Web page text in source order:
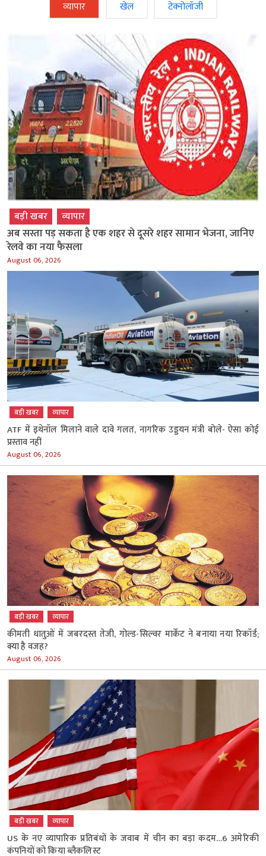
व्‍यापार खेल टेक्‍नोलॉजी
बड़ी खबर व्‍यापार
अब सस्ता पड़ सकता है एक शहर से दूसरे शहर सामान भेजना, जानिए
रेलवे का नया फैसला
August 06, 2026
बड़ी खबर व्‍यापार
ATF में इथेनॉल मिलाने वाले दावे गलत, नागरिक उड्डयन मंत्री बोले- ऐसा कोई
प्रस्ताव नहीं
August 06, 2026
बड़ी खबर व्‍यापार
कीमती धातुओं में जबरदस्त तेजी, गोल्ड-सिल्वर मार्केट ने बनाया नया रिकॉर्ड;
क्या है वजह?
August 06, 2026
बड़ी खबर व्‍यापार
US के नए व्यापारिक प्रतिबंधों के जवाब में चीन का बड़ा कदम…6 अमेरिकी
कंपनियों को किया ब्लैकलिस्ट